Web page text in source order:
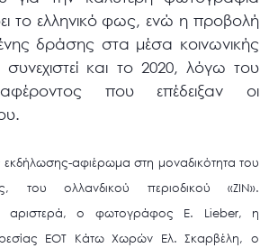
το ελληνικό φως, ενώ η προβολή
δράσης στα μέσα κοινωνικής
και το 2020, λόγω του
που επέδειξαν οι
εκδήλωσης-αφιέρωμα στη μοναδικότητα του
του ολλανδικού περιοδικού «ZIN».
αριστερά, ο φωτογράφος E. Lieber, η
ΕΟΤ Κάτω Χωρών Ελ. Σκαρβέλη, ο